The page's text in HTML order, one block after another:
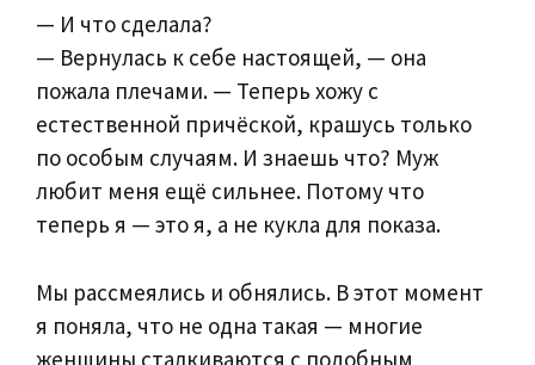
— И что сделала?
— Вернулась к себе настоящей, — она
пожала плечами. — Теперь хожу с
естественной причёской, крашусь только
по особым случаям. И знаешь что? Муж
любит меня ещё сильнее. Потому что
теперь я — это я, а не кукла для показа.
Мы рассмеялись и обнялись. В этот момент
я поняла, что не одна такая — многие
женщины сталкиваются с подобным